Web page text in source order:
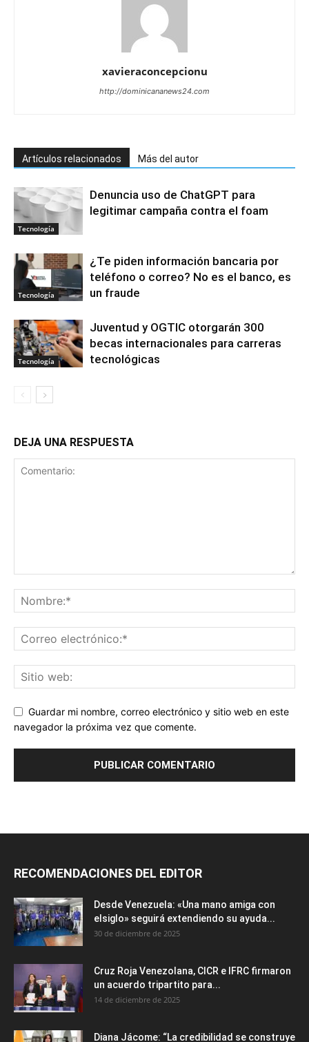
xavieraconcepcionu
http://dominicananews24.com
Artículos relacionados Más del autor
Tecnología
Denuncia uso de ChatGPT para
legitimar campaña contra el foam
Tecnología
¿Te piden información bancaria por
teléfono o correo? No es el banco, es
un fraude
Tecnología
Juventud y OGTIC otorgarán 300
becas internacionales para carreras
tecnológicas
DEJA UNA RESPUESTA
Guardar mi nombre, correo electrónico y sitio web en este
navegador la próxima vez que comente.
RECOMENDACIONES DEL EDITOR
Desde Venezuela: «Una mano amiga con
elsiglo» seguirá extendiendo su ayuda...
30 de diciembre de 2025
Cruz Roja Venezolana, CICR e IFRC firmaron
un acuerdo tripartito para...
14 de diciembre de 2025
Diana Jácome: “La credibilidad se construye